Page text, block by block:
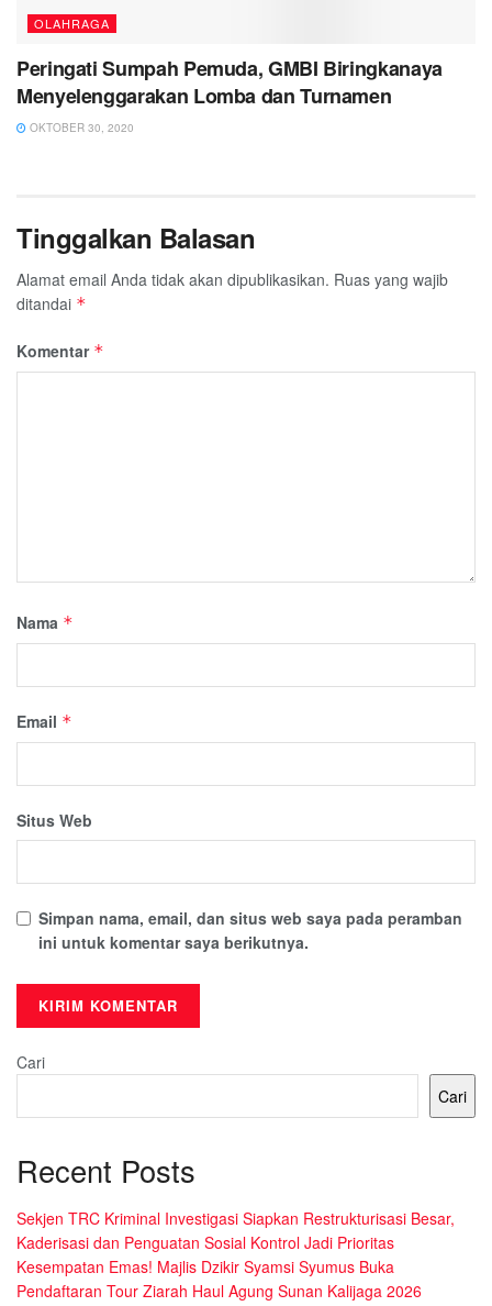
OLAHRAGA
Peringati Sumpah Pemuda, GMBI Biringkanaya
Menyelenggarakan Lomba dan Turnamen
OKTOBER 30, 2020
Tinggalkan Balasan
Alamat email Anda tidak akan dipublikasikan. Ruas yang wajib
ditandai *
Komentar *
Nama *
Email *
Situs Web
Simpan nama, email, dan situs web saya pada peramban
ini untuk komentar saya berikutnya.
Cari
Cari
Recent Posts
Sekjen TRC Kriminal Investigasi Siapkan Restrukturisasi Besar,
Kaderisasi dan Penguatan Sosial Kontrol Jadi Prioritas
Kesempatan Emas! Majlis Dzikir Syamsi Syumus Buka
Pendaftaran Tour Ziarah Haul Agung Sunan Kalijaga 2026